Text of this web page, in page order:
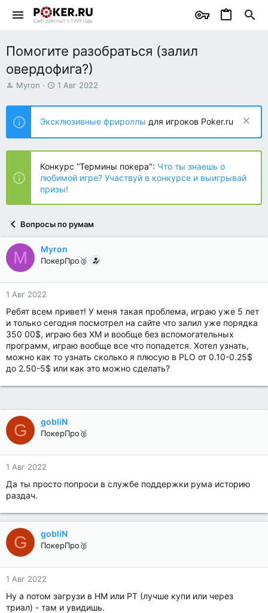
Помогите разобраться (залил
овердофига?)
А
т
о
р
т
е
ы
Myron
Д
т
н
а
ч
л
а
1 Авг 2022
Эксклюзивные фрироллы для игроков Poker.ru
Конкурс “Термины покера": Что ты знаешь о
любимой игре? Участвуй в конкурсе и выигрывай
призы!
Вопросы по румам
M Myron
ПокерПро🥈
1 Авг 2022
Ребят всем привет! У меня такая проблема, играю уже 5 лет
и только сегодня посмотрел на сайте что залил уже порядка
350 00$, играю без ХМ и вообще без вспомогательных
программ, играю вообще все что попадется. Хотел узнать,
можно как то узнать сколько я плюсую в PLO от 0.10-0.25$
до 2.50-5$ или как это можно сделать?
G gobliN
ПокерПро🥈
1 Авг 2022
Да ты просто попроси в службе поддержки рума историю
раздач.
G gobliN
ПокерПро🥈
1 Авг 2022
Ну а потом загрузи в HM или PT (лучше купи или через
триал) - там и увидишь.